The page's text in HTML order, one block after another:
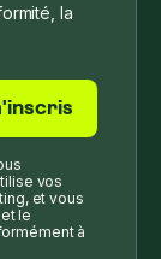
la
vos
et vous
le
à